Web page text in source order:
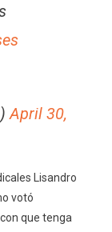
April 30,
Lisandro
votó
que tenga